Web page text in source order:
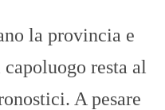
la provincia e
resta al
A pesare